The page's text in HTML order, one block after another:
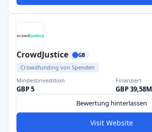
CrowdJustice GB
Crowdfunding von Spenden
Mindestinvestition
GBP 5
Finanziert
GBP 39,58M
Bewertung hinterlassen
Visit Website